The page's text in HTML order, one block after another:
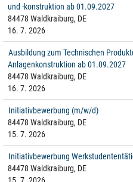
und -konstruktion ab 01.09.2027
84478 Waldkraiburg, DE
16. 7. 2026
Ausbildung zum Technischen
Anlagenkonstruktion ab 01.09.2027
84478 Waldkraiburg, DE
16. 7. 2026
Initiativbewerbung (m/w/d)
84478 Waldkraiburg, DE
15. 7. 2026
Initiativbewerbung
84478 Waldkraiburg, DE